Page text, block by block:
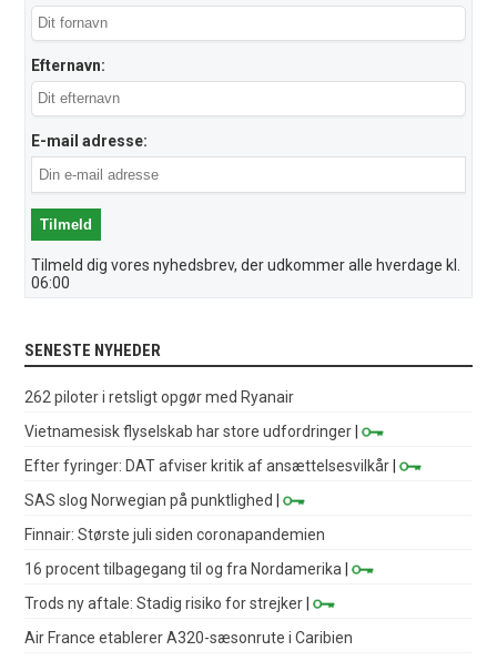
Efternavn:
E-mail adresse:
Tilmeld dig vores nyhedsbrev, der udkommer alle hverdage kl.
06:00
SENESTE NYHEDER
262 piloter i retsligt opgør med Ryanair
Vietnamesisk flyselskab har store udfordringer |
Efter fyringer: DAT afviser kritik af ansættelsesvilkår |
SAS slog Norwegian på punktlighed
|
Finnair: Største juli siden coronapandemien
16 procent tilbagegang til og fra Nordamerika |
Trods ny aftale: Stadig risiko for strejker |
Air France etablerer A320-sæsonrute i Caribien